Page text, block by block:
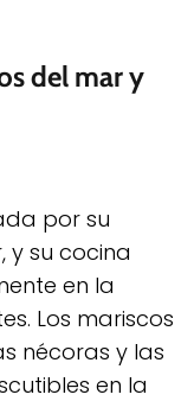
del mar y
por su
y su cocina
en la
Los mariscos
nécoras y las
en la